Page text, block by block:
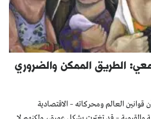
الطريق الممكن والضروري
العالم ومحركاته – الاقتصادية